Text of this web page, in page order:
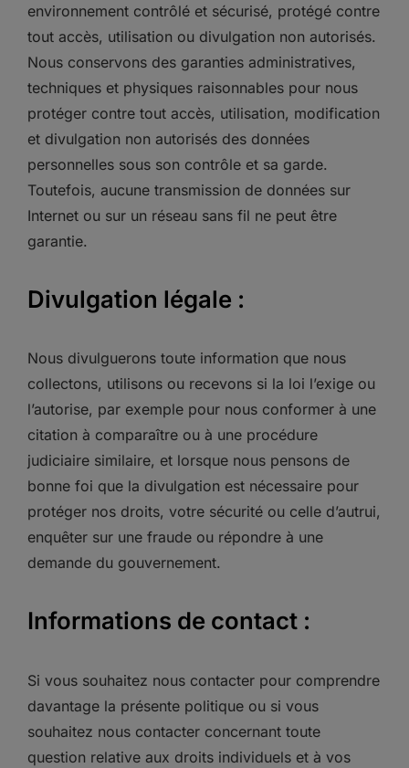
environnement contrôlé et sécurisé, protégé contre
tout accès, utilisation ou divulgation non autorisés.
Nous conservons des garanties administratives,
techniques et physiques raisonnables pour nous
protéger contre tout accès, utilisation, modification
et divulgation non autorisés des données
personnelles sous son contrôle et sa garde.
Toutefois, aucune transmission de données sur
Internet ou sur un réseau sans fil ne peut être
garantie.
Divulgation légale :
Nous divulguerons toute information que nous
collectons, utilisons ou recevons si la loi l’exige ou
l’autorise, par exemple pour nous conformer à une
citation à comparaître ou à une procédure
judiciaire similaire, et lorsque nous pensons de
bonne foi que la divulgation est nécessaire pour
protéger nos droits, votre sécurité ou celle d’autrui,
enquêter sur une fraude ou répondre à une
demande du gouvernement.
Informations de contact :
Si vous souhaitez nous contacter pour comprendre
davantage la présente politique ou si vous
souhaitez nous contacter concernant toute
question relative aux droits individuels et à vos